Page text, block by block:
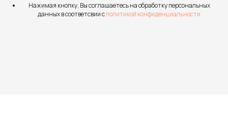
Нажимая кнопку, Вы соглашаетесь на обработку персональных
данных в соответсвии сполитикой конфиденциальности